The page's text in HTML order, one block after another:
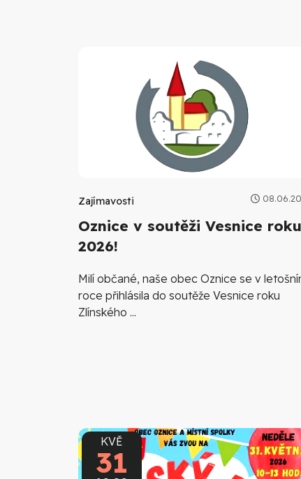
Zajímavosti
Oznice v soutěži Vesnice roku
2026!
Milí občané, naše obec Oznice se v
roce přihlásila do soutěže Vesnice roku
Zlínského ...
KVĚ
31